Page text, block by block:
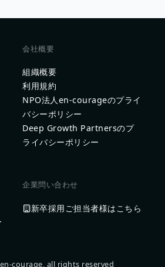
会社概要
組織概要
利用規約
NPO法人en-courageのプライ
バシーポリシー
Deep Growth Partnersのプ
ライバシーポリシー
企業問い合わせ
新卒採用ご担当者様はこちら
courage, all rights reserved